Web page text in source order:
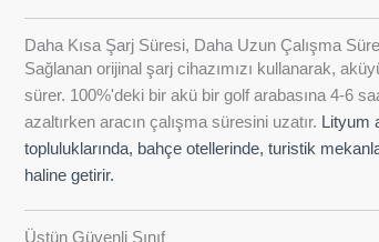
Daha Kısa Şarj Süresi, Daha Uzun Çalışma
Sağlanan orijinal şarj cihazımızı kullanarak,
sürer. 100%'deki bir akü bir golf arabasına 4-6
azaltırken aracın çalışma süresini uzatır. Lityum
topluluklarında, bahçe otellerinde, turistik
haline getirir.
Üstün Güvenli Sınıf